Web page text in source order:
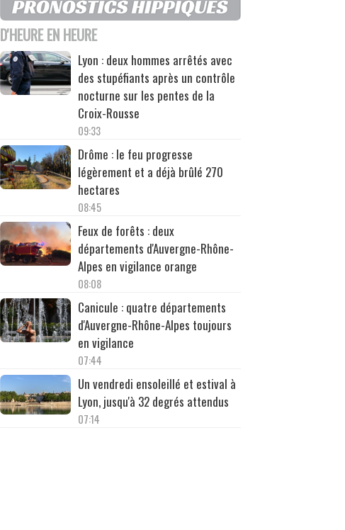
D'HEURE EN HEURE
Lyon : deux hommes arrêtés avec
des stupéfiants après un contrôle
nocturne sur les pentes de la
Croix-Rousse
09:33
Drôme : le feu progresse
légèrement et a déjà brûlé 270
hectares
08:45
Feux de forêts : deux
départements d'Auvergne-Rhône-
Alpes en vigilance orange
08:08
Canicule : quatre départements
d'Auvergne-Rhône-Alpes toujours
en vigilance
07:44
Un vendredi ensoleillé et estival à
Lyon, jusqu'à 32 degrés attendus
07:14